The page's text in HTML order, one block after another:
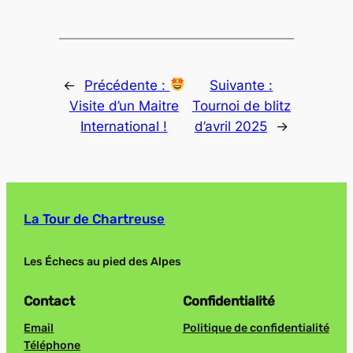
←
Précédente :
Visite d’un Maitre
International !
Suivante :
Tournoi de blitz
d’avril 2025
→
La Tour de Chartreuse
Les Échecs au pied des Alpes
Contact
Email
Téléphone
Confidentialité
Politique de confidentialité